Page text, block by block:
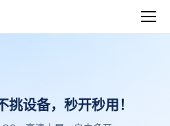
设备，秒开秒用！